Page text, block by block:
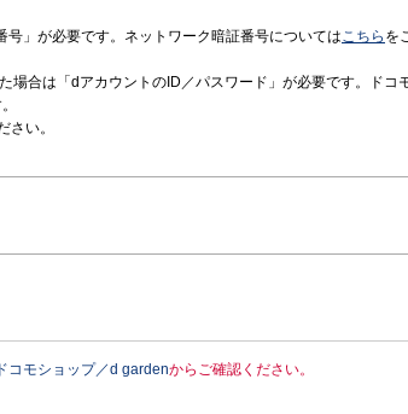
」が必要です。ネットワーク暗証番号についてはこちら を
場合は「dアカウントのID／パスワード」が必要です。ドコ
さい。
ドコモショップ／d gardenからご確認ください。